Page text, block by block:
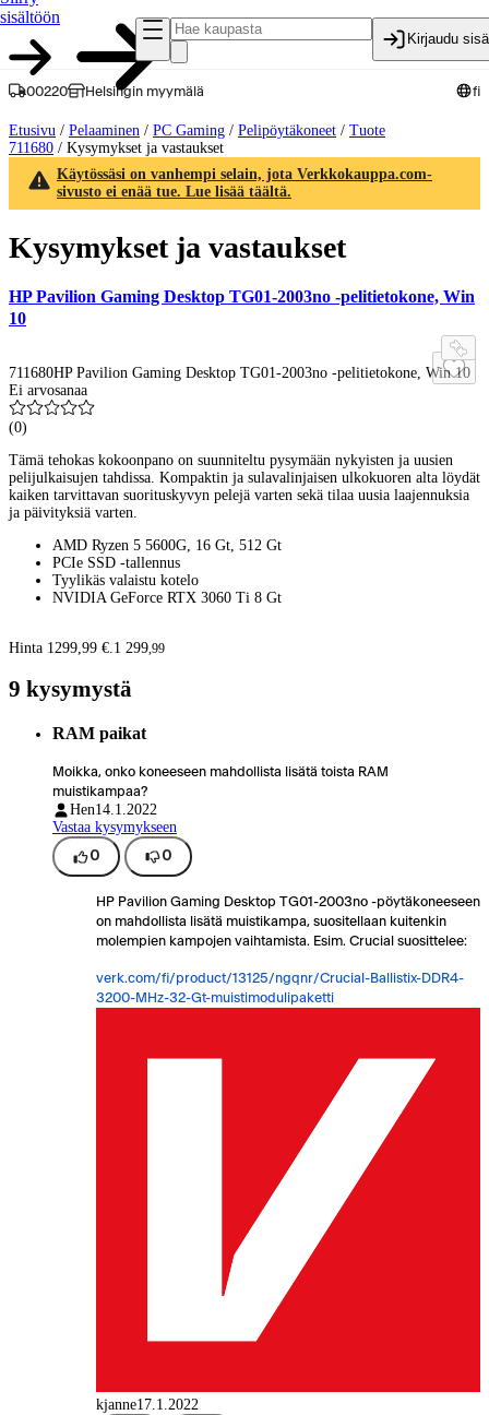
sisältöön
Kirjaudu
00220 Helsingin myymälä fi
Etusivu / Pelaaminen / PC Gaming / Pelipöytäkoneet / Tuote
711680 / Kysymykset ja vastaukset
Käytössäsi on vanhempi selain, jota Verkkokauppa.com-
sivusto ei enää tue. Lue lisää täältä.
Kysymykset ja vastaukset
HP Pavilion Gaming Desktop TG01-2003no -pelitietokone, Win
10
711680HP Pavilion Gaming Desktop TG01-2003no -pelitietokone, Win 10
Ei arvosanaa
(0)
Tämä tehokas kokoonpano on suunniteltu pysymään nykyisten ja uusien
pelijulkaisujen tahdissa. Kompaktin ja sulavalinjaisen ulkokuoren alta löydät
kaiken tarvittavan suorituskyvyn pelejä varten sekä tilaa uusia laajennuksia
ja päivityksiä varten.
AMD Ryzen 5 5600G, 16 Gt, 512 Gt
PCIe SSD -tallennus
Tyylikäs valaistu kotelo
NVIDIA GeForce RTX 3060 Ti 8 Gt
Hinta 1299,99 €. 1 299,99
9 kysymystä
RAM paikat
Moikka, onko koneeseen mahdollista lisätä toista RAM
muistikampaa?
Hen14.1.2022
Vastaa kysymykseen
0 0
HP Pavilion Gaming Desktop TG01-2003no -pöytäkoneeseen
on mahdollista lisätä muistikampa, suositellaan kuitenkin
molempien kampojen vaihtamista. Esim. Crucial suosittelee:
verk.com/fi/product/13125/ngqnr/Crucial-Ballistix-DDR4-
3200-MHz-32-Gt-muistimodulipaketti
kjanne17.1.2022